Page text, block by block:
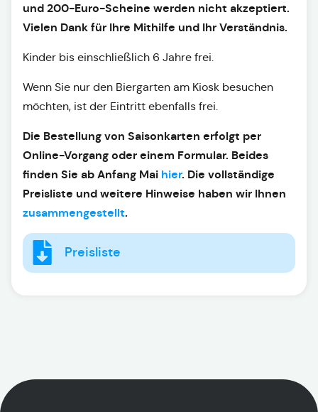
und 200-Euro-Scheine werden nicht akzeptiert.
Vielen Dank für Ihre Mithilfe und Ihr Verständnis.
Kinder bis einschließlich 6 Jahre frei.
Wenn Sie nur den Biergarten am Kiosk besuchen
möchten, ist der Eintritt ebenfalls frei.
Die Bestellung von Saisonkarten erfolgt per
Online-Vorgang oder einem Formular. Beides
finden Sie ab Anfang Mai hier. Die vollständige
Preisliste und weitere Hinweise haben wir Ihnen
zusammengestellt.
Preisliste